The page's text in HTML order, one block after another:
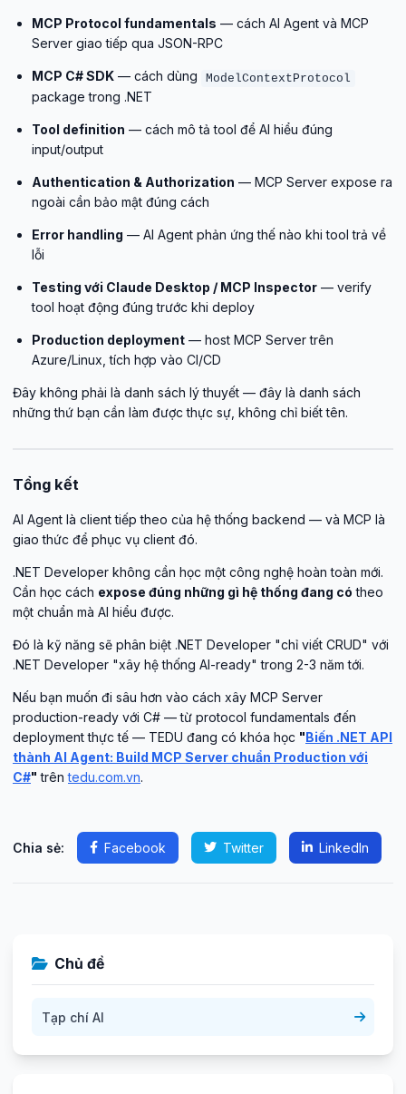
MCP Protocol fundamentals — cách AI Agent và MCP
Server giao tiếp qua JSON-RPC
MCP C# SDK — cách dùng ModelContextProtocol
package trong .NET
Tool definition — cách mô tả tool để AI hiểu đúng
input/output
Authentication & Authorization — MCP Server expose ra
ngoài cần bảo mật đúng cách
Error handling — AI Agent phản ứng thế nào khi tool trả về
lỗi
Testing với Claude Desktop / MCP Inspector — verify
tool hoạt động đúng trước khi deploy
Production deployment — host MCP Server trên
Azure/Linux, tích hợp vào CI/CD
Đây không phải là danh sách lý thuyết — đây là danh sách
những thứ bạn cần làm được thực sự, không chỉ biết tên.
Tổng kết
AI Agent là client tiếp theo của hệ thống backend — và MCP là
giao thức để phục vụ client đó.
.NET Developer không cần học một công nghệ hoàn toàn mới.
Cần học cách expose đúng những gì hệ thống đang có theo
một chuẩn mà AI hiểu được.
Đó là kỹ năng sẽ phân biệt .NET Developer "chỉ viết CRUD" với
.NET Developer "xây hệ thống AI-ready" trong 2-3 năm tới.
Nếu bạn muốn đi sâu hơn vào cách xây MCP Server
production-ready với C# — từ protocol fundamentals đến
deployment thực tế — TEDU đang có khóa học "Biến .NET API
thành AI Agent: Build MCP Server chuẩn Production với
C#" trêntedu.com.vn.
Chia sẻ: Facebook Twitter LinkedIn
Chủ đề
Tạp chí AI